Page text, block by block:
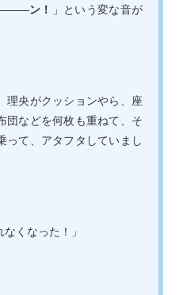
ン！
」という変な音が
理央がクッションやら、座
団などを何枚も重ねて、そ
って、アタフタしていまし
くなった！」